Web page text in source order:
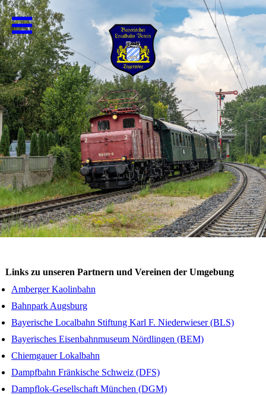
Links zu unseren Partnern und Vereinen der Umgebung
Amberger Kaolinbahn
Bahnpark Augsburg
Bayerische Localbahn Stiftung Karl F. Niederwieser (BLS)
Bayerisches Eisenbahnmuseum Nördlingen (BEM)
Chiemgauer Lokalbahn
Dampfbahn Fränkische Schweiz (DFS)
Dampflok-Gesellschaft München (DGM)